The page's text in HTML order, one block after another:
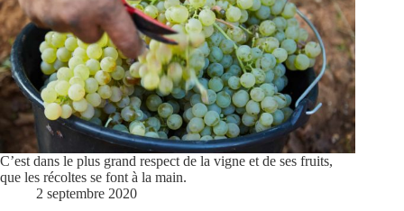
C’est dans le plus grand respect de la vigne et de ses fruits,
que les récoltes se font à la main.
2 septembre 2020